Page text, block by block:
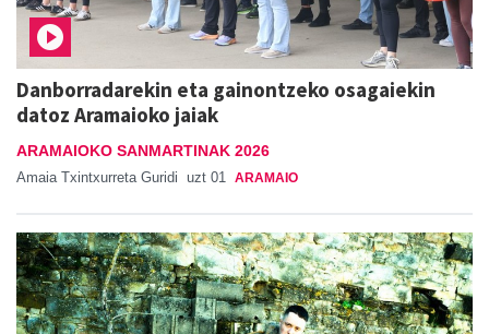
Danborradarekin eta gainontzeko osagaiekin
datoz Aramaioko jaiak
ARAMAIOKO SANMARTINAK 2026
Amaia Txintxurreta Guridi uzt 01 ARAMAIO